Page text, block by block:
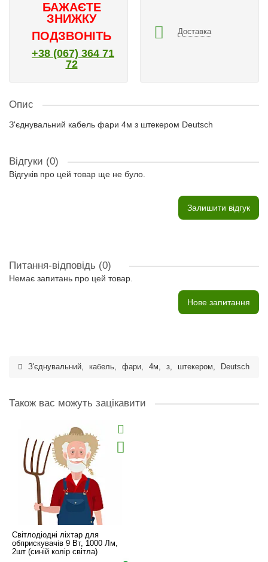
БАЖАЄТЕ
ЗНИЖКУ
ПОДЗВОНІТЬ
+38 (067) 364 71
72
Доставка
Опис
З'єднувальний кабель фари 4м з штекером Deutsch
Відгуки (0)
Відгуків про цей товар ще не було.
Залишити відгук
Питання-відповідь (0)
Немає запитань про цей товар.
Нове запитання
З'єднувальний, кабель, фари, 4м, з, штекером, Deutsch
Також вас можуть зацікавити
Світлодіодні ліхтар для
обприскувачів 9 Вт, 1000 Лм,
2шт (синій колір світла)